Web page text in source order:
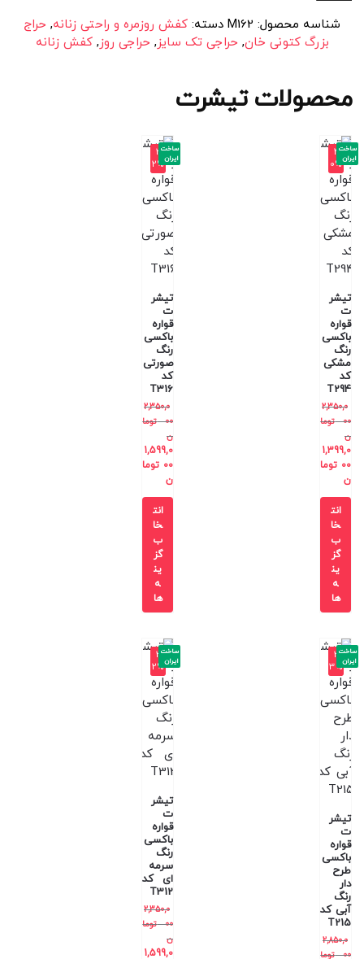
شناسه محصول: M162 دسته: کفش روزمره و راحتی زنانه, حراج
بزرگ کتونی خان, حراجی تک سایز, حراجی روز,کفش زنانه
محصولات تیشرت
-4
0%
تیشر
ت
قواره
باکسی
رنگ
مشکی
کد
T294
2,350,0
00
توما
ن
1,399,0
00 توما
ن
ساخت
ایران
انت
خا
ب
گز
ین
ه
ها
-3
2%
تیشر
ت
قواره
باکسی
رنگ
صورتی
کد
T316
2,350,0
00
توما
ن
1,599,0
00 توما
ن
ساخت
ایران
انت
خا
ب
گز
ین
ه
ها
-3
3%
تیشر
ت
قواره
باکسی
طرح
دار
رنگ
آبی کد
T215
2,850,0
00
توما
ساخت
ایران
-3
2%
تیشر
ت
قواره
باکسی
رنگ
سرمه
ای کد
T312
2,350,0
00
توما
ن
1,599,0
ساخت
ایران